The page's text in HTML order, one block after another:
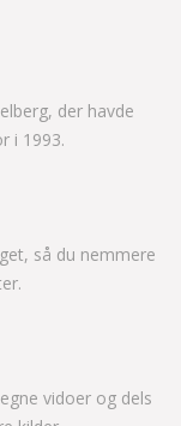
der havde
i 1993.
så du nemmere
vidoer og dels